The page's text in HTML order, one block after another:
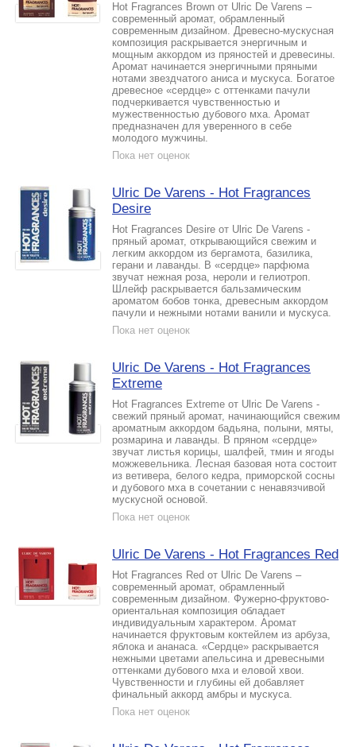
Hot Fragrances Brown от Ulric De Varens –
современный аромат, обрамленный
современным дизайном. Древесно-мускусная
композиция раскрывается энергичным и
мощным аккордом из пряностей и древесины.
Аромат начинается энергичными пряными
нотами звездчатого аниса и мускуса. Богатое
древесное «сердце» с оттенками пачули
подчеркивается чувственностью и
мужественностью дубового мха. Аромат
предназначен для уверенного в себе
молодого мужчины.
Пока нет оценок
Ulric De Varens - Hot Fragrances
Desire
Hot Fragrances Desire от Ulric De Varens -
пряный аромат, открывающийся свежим и
легким аккордом из бергамота, базилика,
герани и лаванды. В «сердце» парфюма
звучат нежная роза, нероли и гелиотроп.
Шлейф раскрывается бальзамическим
ароматом бобов тонка, древесным аккордом
пачули и нежными нотами ванили и мускуса.
Пока нет оценок
Ulric De Varens - Hot Fragrances
Extreme
Hot Fragrances Extreme от Ulric De Varens -
свежий пряный аромат, начинающийся свежим
ароматным аккордом бадьяна, полыни, мяты,
розмарина и лаванды. В пряном «сердце»
звучат листья корицы, шалфей, тмин и ягоды
можжевельника. Лесная базовая нота состоит
из ветивера, белого кедра, приморской сосны
и дубового мха в сочетании с ненавязчивой
мускусной основой.
Пока нет оценок
Ulric De Varens - Hot Fragrances Red
Hot Fragrances Red от Ulric De Varens –
современный аромат, обрамленный
современным дизайном. Фужерно-фруктово-
ориентальная композиция обладает
индивидуальным характером. Аромат
начинается фруктовым коктейлем из арбуза,
яблока и ананаса. «Сердце» раскрывается
нежными цветами апельсина и древесными
оттенками дубового мха и еловой хвои.
Чувственности и глубины ей добавляет
финальный аккорд амбры и мускуса.
Пока нет оценок